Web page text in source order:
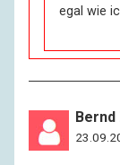
egal wie
Bernd